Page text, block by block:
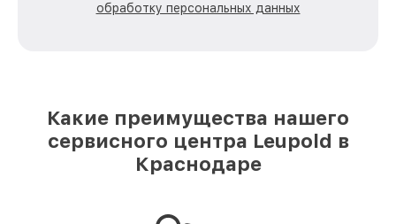
обработку персональных данных
Какие преимущества нашего
сервисного центра Leupold в
Краснодаре